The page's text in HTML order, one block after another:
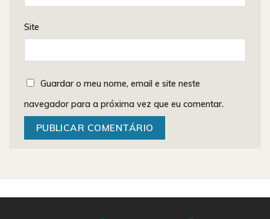
Site
Guardar o meu nome, email e site neste
navegador para a próxima vez que eu comentar.